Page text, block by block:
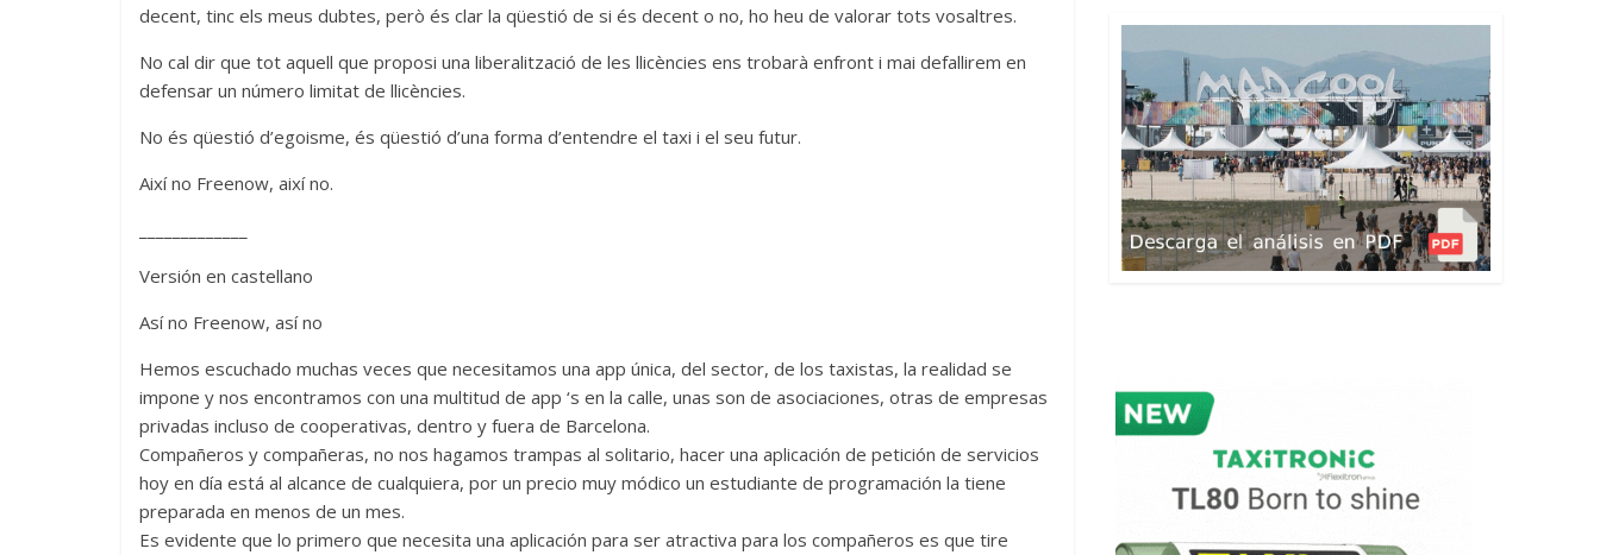
decent, tinc els meus dubtes, però és clar la qüestió de si és decent o no, ho heu de valorar tots vosaltres.
No cal dir que tot aquell que proposi una liberalització de les llicències ens trobarà enfront i mai defallirem en
defensar un número limitat de llicències.
No és qüestió d’egoisme, és qüestió d’una forma d’entendre el taxi i el seu futur.
Així no Freenow, així no.
Versión en castellano
Así no Freenow, así no
Hemos escuchado muchas veces que necesitamos una app única, del sector, de los taxistas, la realidad se
impone y nos encontramos con una multitud de app ‘s en la calle, unas son de asociaciones, otras de empresas
privadas incluso de cooperativas, dentro y fuera de Barcelona.
Compañeros y compañeras, no nos hagamos trampas al solitario, hacer una aplicación de petición de servicios
hoy en día está al alcance de cualquiera, por un precio muy módico un estudiante de programación la tiene
preparada en menos de un mes.
Es evidente que lo primero que necesita una aplicación para ser atractiva para los compañeros es que tire